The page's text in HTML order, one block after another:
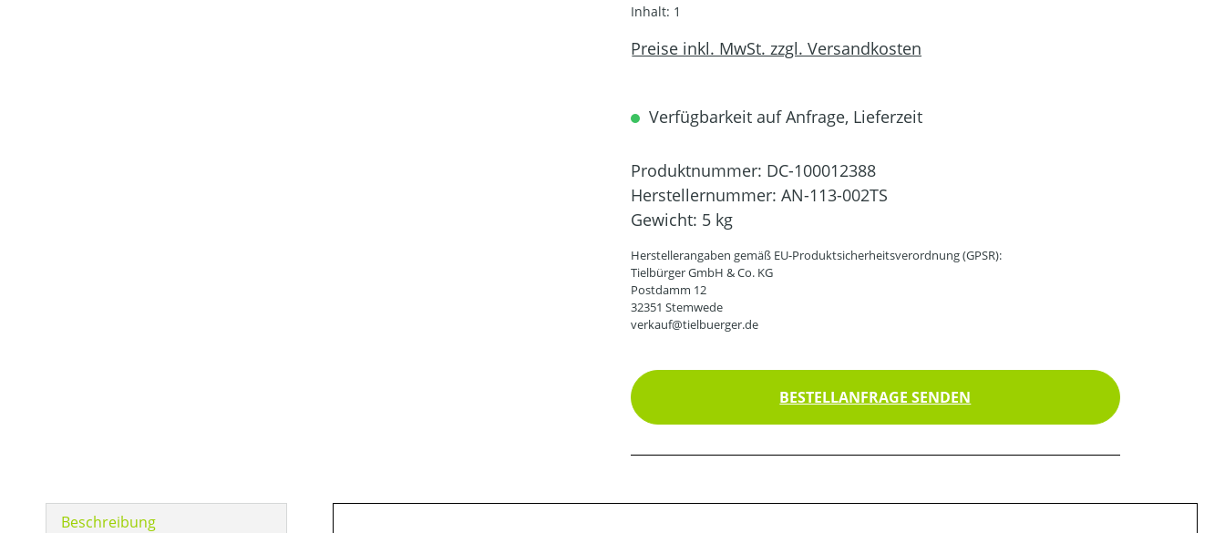
Inhalt: 1
Preise inkl. MwSt. zzgl. Versandkosten
Verfügbarkeit auf Anfrage, Lieferzeit
Produktnummer: DC-100012388
Herstellernummer: AN-113-002TS
Gewicht: 5 kg
Herstellerangaben gemäß EU-Produktsicherheitsverordnung (GPSR):
Tielbürger GmbH & Co. KG
Postdamm 12
32351 Stemwede
verkauf@tielbuerger.de
BESTELLANFRAGE SENDEN
Beschreibung